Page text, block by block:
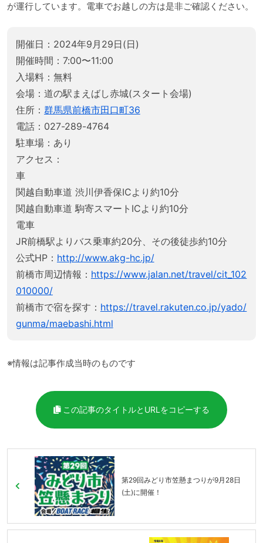
が運行しています。電車でお越しの方は是非ご確認ください。
開催日：2024年9月29日(日)
開催時間：7:00〜11:00
入場料：無料
会場：道の駅まえばし赤城(スタート会場)
住所： 群馬県前橋市田口町36
電話：027-289-4764
駐車場：あり
アクセス：
車
関越自動車道 渋川伊香保ICより約10分
関越自動車道 駒寄スマートICより約10分
電車
JR前橋駅よりバス乗車約20分、その後徒歩約10分
公式HP： http://www.akg-hc.jp/
前橋市周辺情報： https://www.jalan.net/travel/cit_102
010000/
前橋市で宿を探す： https://travel.rakuten.co.jp/yado/
gunma/maebashi.html
※情報は記事作成当時のものです
この記事のタイトルとURLをコピーする
第29回みどり市笠懸まつりが9月28日
(土)に開催！